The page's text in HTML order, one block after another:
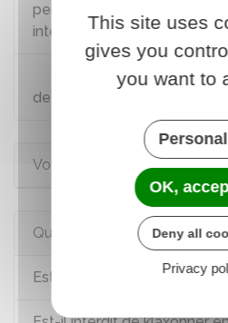
permis de conduire : solde
intégral, attestation de droit
Faire un recours en
de conduire
Voir aussi
Questions ? Réponses !
Est-il interdit de faire des
This site uses
gives you
you want to
OK,
Deny all
Privacy